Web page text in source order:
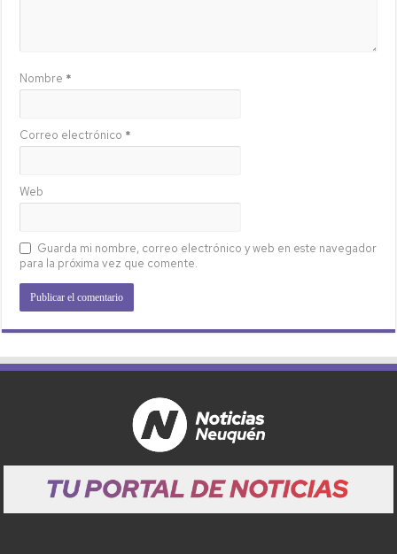
Nombre *
Correo electrónico *
Web
Guarda mi nombre, correo electrónico y web en este navegador
para la próxima vez que comente.